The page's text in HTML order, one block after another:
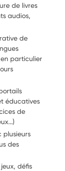
de livres
audios,
de
particulier
éducatives
de
plusieurs
des
défis